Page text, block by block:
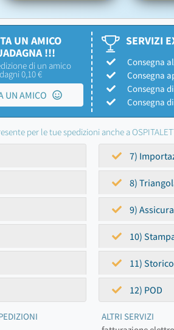
UN AMICO
!!!
di un amico
0,10 €
UN AMICO
SERVIZI
Consegna
Consegna
Consegna
Consegna
per le tue spedizioni anche a
7)
8)
9)
10)
11)
12) POD
ALTRI SERVIZI